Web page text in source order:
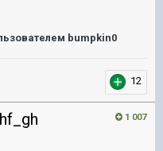
bumpkin0
12
1 007